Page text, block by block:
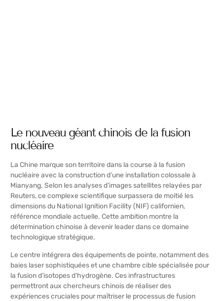
Le nouveau géant chinois de la fusion
nucléaire
La Chine marque son territoire dans la course à la fusion
nucléaire avec la construction d’une installation colossale à
Mianyang. Selon les analyses d’images satellites relayées par
Reuters, ce complexe scientifique surpassera de moitié les
dimensions du National Ignition Facility (NIF) californien,
référence mondiale actuelle. Cette ambition montre la
détermination chinoise à devenir leader dans ce domaine
technologique stratégique.
Le centre intégrera des équipements de pointe, notamment des
baies laser sophistiquées et une chambre cible spécialisée pour
la fusion d’isotopes d’hydrogène. Ces infrastructures
permettront aux chercheurs chinois de réaliser des
expériences cruciales pour maîtriser le processus de fusion